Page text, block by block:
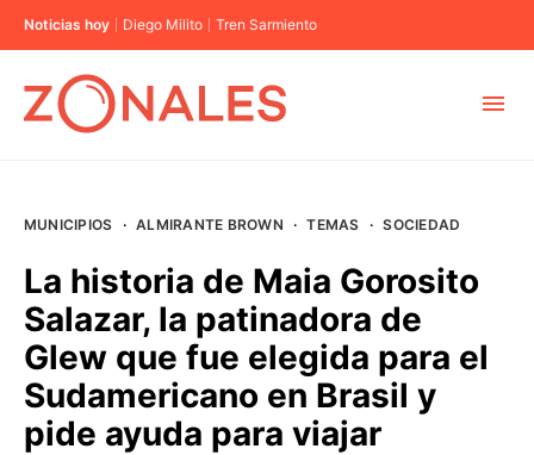
Noticias hoy Diego Milito Tren Sarmiento
BUENOS AIRES
PROVINCIAS
MUNICIPIOS · ALMIRANTE BROWN · TEMAS · SOCIEDAD
La historia de Maia Gorosito
Salazar, la patinadora de
Glew que fue elegida para el
Sudamericano en Brasil y
pide ayuda para viajar